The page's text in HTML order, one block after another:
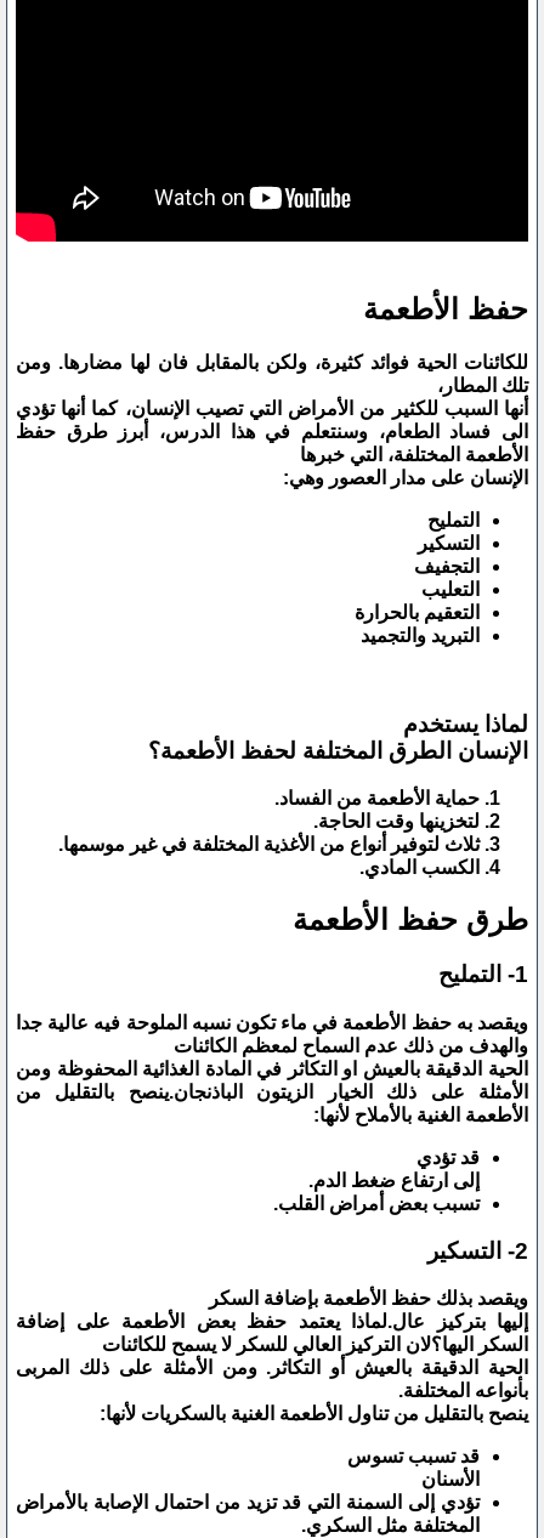
حفظ الأطعمة
للكائنات الحية فوائد كثيرة، ولكن بالمقابل فان لها مضارها. ومن
تلك المطار،
أنها السبب للكثير من الأمراض التي تصيب الإنسان، كما أنها تؤدي
الى فساد الطعام، وسنتعلم في هذا الدرس، أبرز طرق حفظ
الأطعمة المختلفة، التي خبرها
الإنسان على مدار العصور وهي:
التمليح
التسكير
التجفيف
التعليب
التعقيم بالحرارة
التبريد والتجميد
لماذا يستخدم
الإنسان الطرق المختلفة لحفظ الأطعمة؟
حماية الأطعمة من الفساد.
لتخزينها وقت الحاجة.
ثلاث لتوفير أنواع من الأغذية المختلفة في غير موسمها.
الكسب المادي.
طرق حفظ الأطعمة
1- التمليح
ويقصد به حفظ الأطعمة في ماء تكون نسبه الملوحة فيه عالية جدا
والهدف من ذلك عدم السماح لمعظم الكائنات
الحية الدقيقة بالعيش او التكاثر في المادة الغذائية المحفوظة ومن
الأمثلة على ذلك الخيار الزيتون الباذنجان.ينصح بالتقليل من
الأطعمة الغنية بالأملاح لأنها:
قد تؤدي
إلى ارتفاع ضغط الدم.
تسبب بعض أمراض القلب.
2- التسكير
ويقصد بذلك حفظ الأطعمة بإضافة السكر
إليها بتركيز عال.لماذا يعتمد حفظ بعض الأطعمة على إضافة
السكر اليها؟لان التركيز العالي للسكر لا يسمح للكائنات
الحية الدقيقة بالعيش أو التكاثر. ومن الأمثلة على ذلك المربى
بأنواعه المختلفة.
ينصح بالتقليل من تناول الأطعمة الغنية بالسكريات لأنها:
قد تسبب تسوس
الأسنان
تؤدي إلى السمنة التي قد تزيد من احتمال الإصابة بالأمراض
المختلفة مثل السكري.